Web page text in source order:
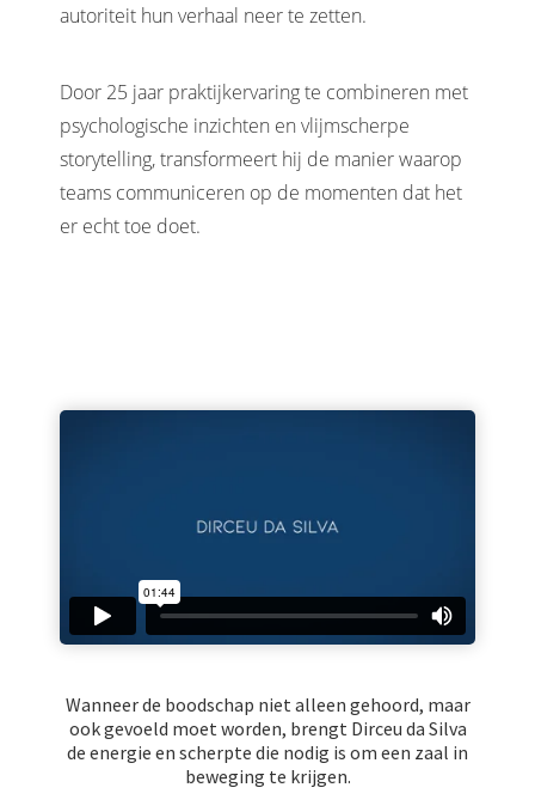
autoriteit hun verhaal neer te zetten.
Door 25 jaar praktijkervaring te combineren met
psychologische inzichten en vlijmscherpe
storytelling, transformeert hij de manier waarop
teams communiceren op de momenten dat het
er echt toe doet.
Wanneer de boodschap niet alleen gehoord, maar
ook gevoeld moet worden, brengt Dirceu da Silva
de energie en scherpte die nodig is om een zaal in
beweging te krijgen.